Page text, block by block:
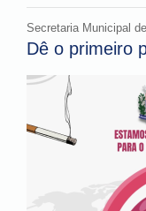
Secretaria Municipal
Dê o primeiro